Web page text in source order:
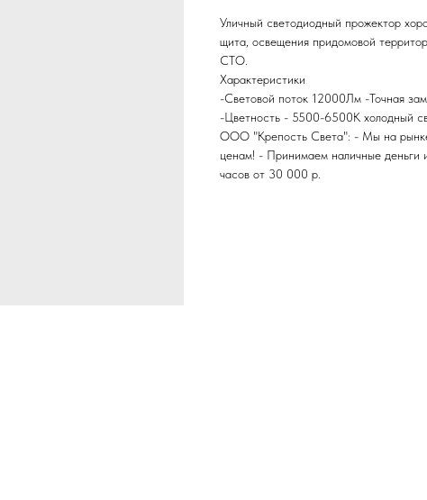
Уличный светодиодный прожектор
щита, освещения придомовой
СТО.
Характеристики
-Световой поток 12000Лм -Точная
-Цветность - 5500-6500К холодный
ООО "Крепость Света": - Мы на рынке
ценам! - Принимаем наличные деньги
часов от 30 000 р.